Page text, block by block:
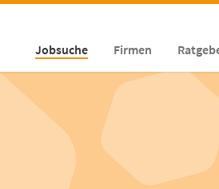
Jobsuche Firmen